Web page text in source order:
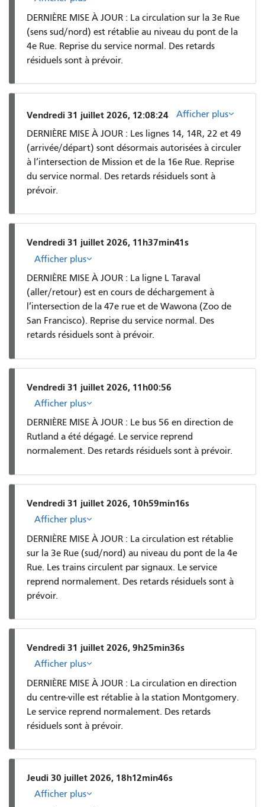
DERNIÈRE MISE À JOUR : La circulation sur la 3e Rue
(sens sud/nord) est rétablie au niveau du pont de la
4e Rue. Reprise du service normal. Des retards
résiduels sont à prévoir.
Vendredi 31 juillet 2026, 12:08:24
Afficher plus
DERNIÈRE MISE À JOUR : Les lignes 14, 14R, 22 et 49
(arrivée/départ) sont désormais autorisées à circuler
à l’intersection de Mission et de la 16e Rue. Reprise
du service normal. Des retards résiduels sont à
prévoir.
Vendredi 31 juillet 2026, 11h37min41s
Afficher plus
DERNIÈRE MISE À JOUR : La ligne L Taraval
(aller/retour) est en cours de déchargement à
l’intersection de la 47e rue et de Wawona (Zoo de
San Francisco). Reprise du service normal. Des
retards résiduels sont à prévoir.
Vendredi 31 juillet 2026, 11h00:56
Afficher plus
DERNIÈRE MISE À JOUR : Le bus 56 en direction de
Rutland a été dégagé. Le service reprend
normalement. Des retards résiduels sont à prévoir.
Vendredi 31 juillet 2026, 10h59min16s
Afficher plus
DERNIÈRE MISE À JOUR : La circulation est rétablie
sur la 3e Rue (sud/nord) au niveau du pont de la 4e
Rue. Les trains circulent par signaux. Le service
reprend normalement. Des retards résiduels sont à
prévoir.
Vendredi 31 juillet 2026, 9h25min36s
Afficher plus
DERNIÈRE MISE À JOUR : La circulation en direction
du centre-ville est rétablie à la station Montgomery.
Le service reprend normalement. Des retards
résiduels sont à prévoir.
Jeudi 30 juillet 2026, 18h12min46s
Afficher plus